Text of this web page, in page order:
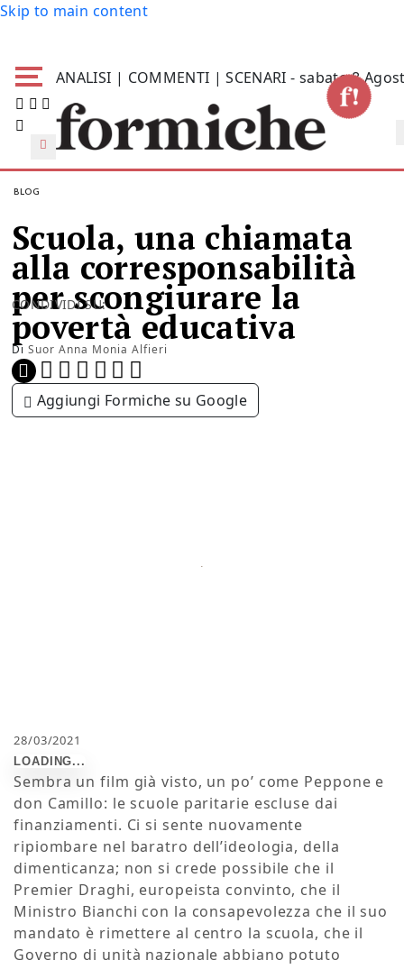
Skip to main content
ANALISI | COMMENTI | SCENARI - sabato 8
BLOG
Scuola, una chiamata
alla corresponsabilità
per scongiurare la
povertà educativa
Di Suor Anna Monia Alfieri
CONDIVIDI SU:
Aggiungi Formiche su Google
28/03/2021
Sembra un film già visto, un po’ come Peppone e
don Camillo: le scuole paritarie escluse dai
finanziamenti. Ci si sente nuovamente
ripiombare nel baratro dell’ideologia, della
dimenticanza; non si crede possibile che il
Premier Draghi, europeista convinto, che il
Ministro Bianchi con la consapevolezza che il suo
mandato è rimettere al centro la scuola, che il
Governo di unità nazionale abbiano potuto